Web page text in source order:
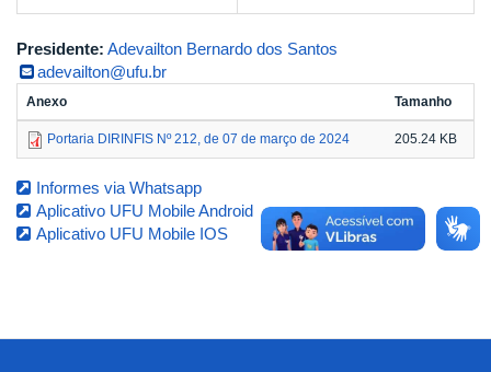
Presidente: Adevailton Bernardo dos Santos
adevailton@ufu.br
Anexo Tamanho
Portaria DIRINFIS Nº 212, de 07 de março de 2024 205.24 KB
Informes via Whatsapp
Aplicativo UFU Mobile Android
Aplicativo UFU Mobile IOS